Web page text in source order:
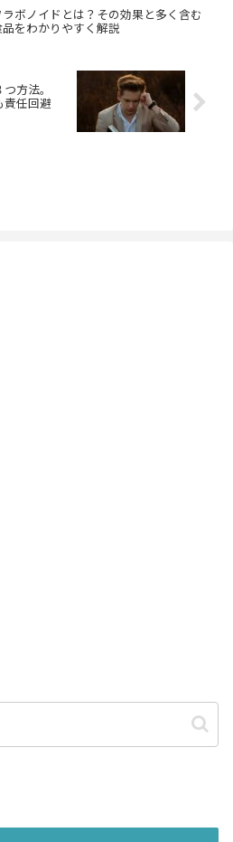
ラボノイドとは？その効果と多く含む
をわかりやすく解説
方法。
責任回避